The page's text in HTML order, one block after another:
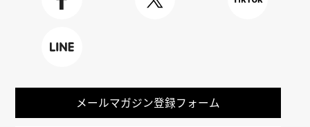
メールマガジン登録フォーム